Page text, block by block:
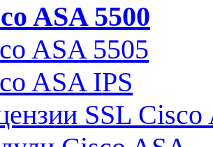
ASA 5500
ASA 5505
ASA IPS
SSL Cisco